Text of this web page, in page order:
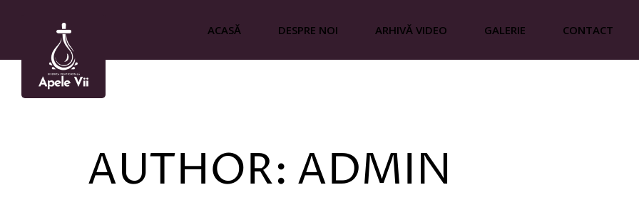
ACASĂ DESPRE NOI ARHIVĂ VIDEO GALERIE CONTACT
AUTHOR: ADMIN